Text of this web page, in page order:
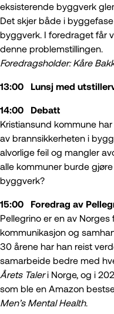
eksisterende byggverk
Det skjer både i
byggverk. I foredraget får
denne problemstillingen.
Foredragsholder: Kåre
13:00 Lunsj med
14:00 Debatt
Kristiansund kommune
av brannsikkerheten i
alvorlige feil og mangler
alle kommuner burde
byggverk?
15:00 Foredrag av
Pellegrino er en av
kommunikasjon og
30 årene har han reist
samarbeide bedre med
Årets Taleri Norge, og i
som ble en Amazon
Men’s Mental Health.